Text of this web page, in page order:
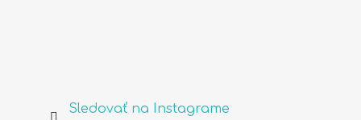
Sledovať na Instagrame